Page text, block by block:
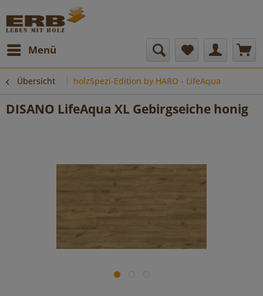
Menü
Übersicht holzSpezi-Edition by HARO - LifeAqua
DISANO LifeAqua XL Gebirgseiche honig